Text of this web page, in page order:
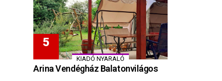
KIADÓ NYARALÓ
Arina Vendégház Balatonvilágos